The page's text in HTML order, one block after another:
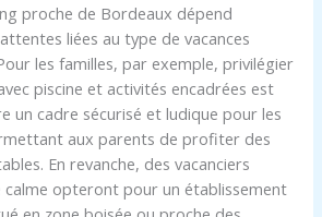
proche de Bordeaux dépend
liées au type de vacances
les familles, par exemple, privilégier
piscine et activités encadrées est
un cadre sécurisé et ludique pour les
aux parents de profiter des
En revanche, des vacanciers
calme opteront pour un établissement